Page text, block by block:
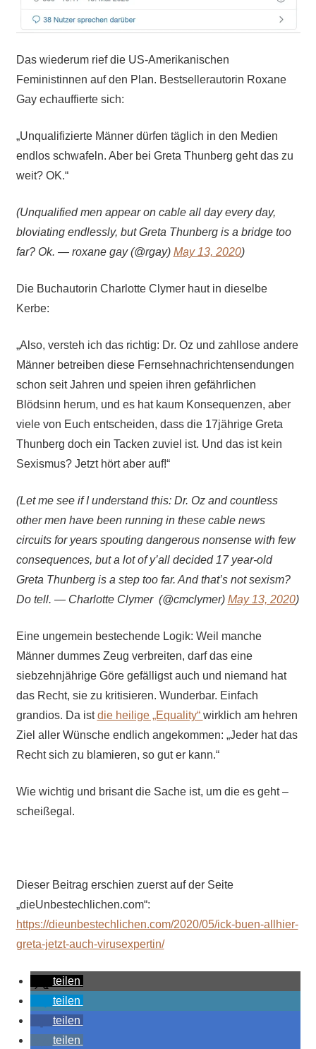
Das wiederum rief die US-Amerikanischen
Feministinnen auf den Plan. Bestsellerautorin Roxane
Gay echauffierte sich:
„Unqualifizierte Männer dürfen täglich in den Medien
endlos schwafeln. Aber bei Greta Thunberg geht das zu
weit? OK.“
(Unqualified men appear on cable all day every day,
bloviating endlessly, but Greta Thunberg is a bridge too
far? Ok. — roxane gay (@rgay) May 13, 2020)
Die Buchautorin Charlotte Clymer haut in dieselbe
Kerbe:
„Also, versteh ich das richtig: Dr. Oz und zahllose andere
Männer betreiben diese Fernsehnachrichtensendungen
schon seit Jahren und speien ihren gefährlichen
Blödsinn herum, und es hat kaum Konsequenzen, aber
viele von Euch entscheiden, dass die 17jährige Greta
Thunberg doch ein Tacken zuviel ist. Und das ist kein
Sexismus? Jetzt hört aber auf!“
(Let me see if I understand this: Dr. Oz and countless
other men have been running in these cable news
circuits for years spouting dangerous nonsense with few
consequences, but a lot of y’all decided 17 year-old
Greta Thunberg is a step too far. And that’s not sexism?
Do tell. — Charlotte Clymer ️‍ (@cmclymer) May 13, 2020)
Eine ungemein bestechende Logik: Weil manche
Männer dummes Zeug verbreiten, darf das eine
siebzehnjährige Göre gefälligst auch und niemand hat
das Recht, sie zu kritisieren. Wunderbar. Einfach
grandios. Da istdie heilige „Equality“ wirklich am hehren
Ziel aller Wünsche endlich angekommen: „Jeder hat das
Recht sich zu blamieren, so gut er kann.“
Wie wichtig und brisant die Sache ist, um die es geht –
scheißegal.
Dieser Beitrag erschien zuerst auf der Seite
„dieUnbestechlichen.com“:
https://dieunbestechlichen.com/2020/05/ick-buen-allhier-
greta-jetzt-auch-virusexpertin/
teilen
teilen
teilen
teilen